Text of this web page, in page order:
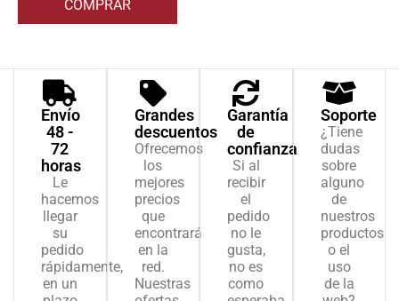
COMPRAR
Envío
48 -
72
horas
Le
hacemos
llegar
su
pedido
rápidamente,
en un
Grandes
descuentos
Ofrecemos
los
mejores
precios
que
encontrará
en la
red.
Nuestras
Garantía
de
confianza
Si al
recibir
el
pedido
no le
gusta,
no es
como
Soporte
¿Tiene
dudas
sobre
alguno
de
nuestros
productos
o el
uso
de la